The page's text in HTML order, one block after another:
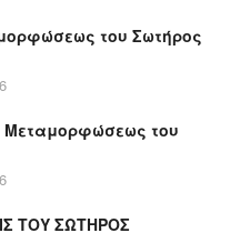
του Σωτήρος
Μεταμορφώσεως του
ΤΟΥ ΣΩΤΗΡΟΣ